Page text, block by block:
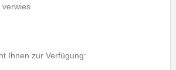
verwies.
Ihnen zur Verfügung: